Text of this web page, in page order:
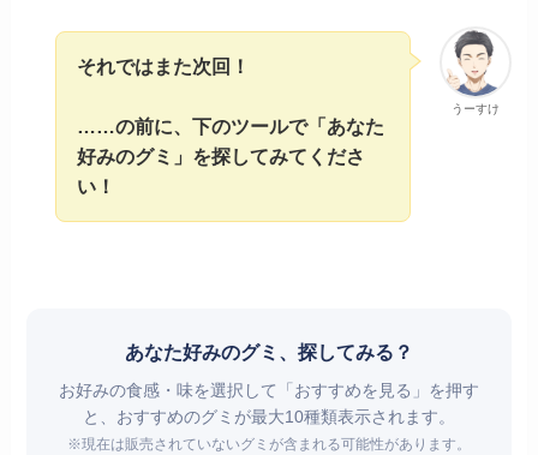
うーすけ
それではまた次回！
……の前に、下のツールで「あなた
好みのグミ」を探してみてくださ
い！
あなた好みのグミ、探してみる？
お好みの食感・味を選択して「おすすめを見る」を押す
と、おすすめのグミが最大10種類表示されます。
※現在は販売されていないグミが含まれる可能性があります。